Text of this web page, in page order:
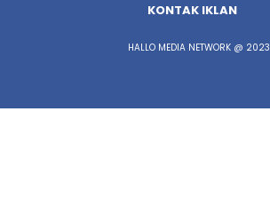
KONTAK IKLAN
HALLO MEDIA NETWORK @ 2023